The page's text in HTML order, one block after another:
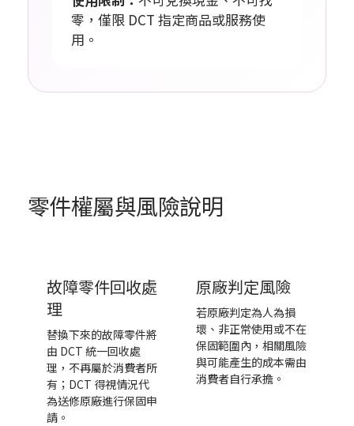
零，僅限 DCT 指定商品或服務使
用。
零件權屬與風險說明
故障零件回收處
理
替換下來的故障零件將
由 DCT 統一回收處
理，不再屬於消費者所
有；DCT 得視情況代
為送修原廠進行保固申
請。
原廠判定風險
若原廠判定為人為損
壞、非正常使用或不在
保固範圍內，相關風險
與可能產生的成本需由
消費者自行承擔。